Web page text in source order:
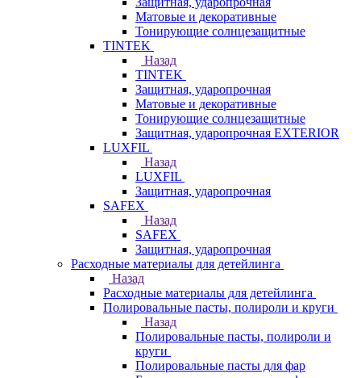
Матовые и декоративные
Тонирующие солнцезащитные
TINTEK
Назад
TINTEK
Защитная, ударопрочная
Матовые и декоративные
Тонирующие солнцезащитные
Защитная, ударопрочная EXTERIOR
LUXFIL
Назад
LUXFIL
Защитная, ударопрочная
SAFEX
Назад
SAFEX
Защитная, ударопрочная
Расходные материалы для детейлинга
Назад
Расходные материалы для детейлинга
Полировальные пасты, полироли и круги
Назад
Полировальные пасты, полироли и
круги
Полировальные пасты для фар